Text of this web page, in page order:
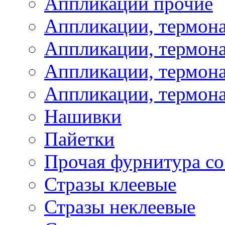
Аппликации,
Аппликации,
Аппликации,
Аппликации,
Нашивки
Пайетки
Прочая фурнитура
Стразы клеевые
Стразы неклеевые